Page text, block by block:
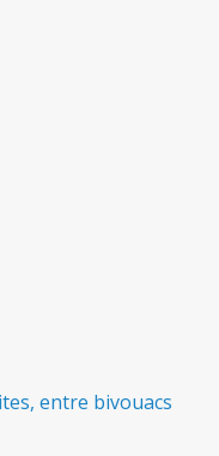
entre bivouacs